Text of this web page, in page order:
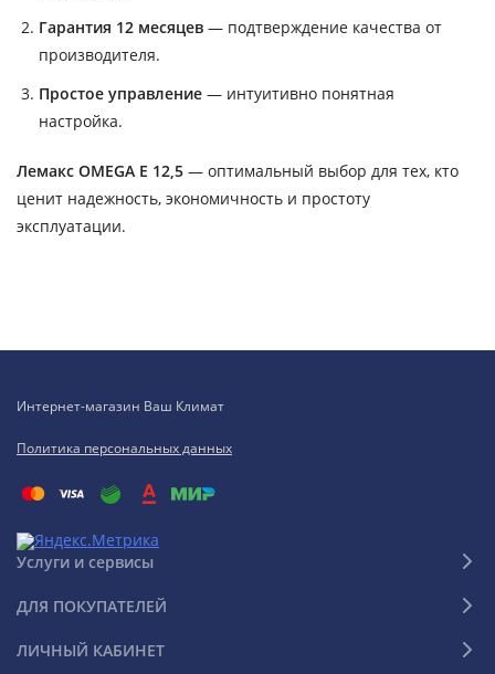
Гарантия 12 месяцев — подтверждение качества от
производителя.
Простое управление — интуитивно понятная
настройка.
Лемакс OMEGA E 12,5 — оптимальный выбор для тех, кто
ценит надежность, экономичность и простоту
эксплуатации.
Интернет-магазин Ваш Климат
Политика персональных данных
Услуги и сервисы
ДЛЯ ПОКУПАТЕЛЕЙ
ЛИЧНЫЙ КАБИНЕТ